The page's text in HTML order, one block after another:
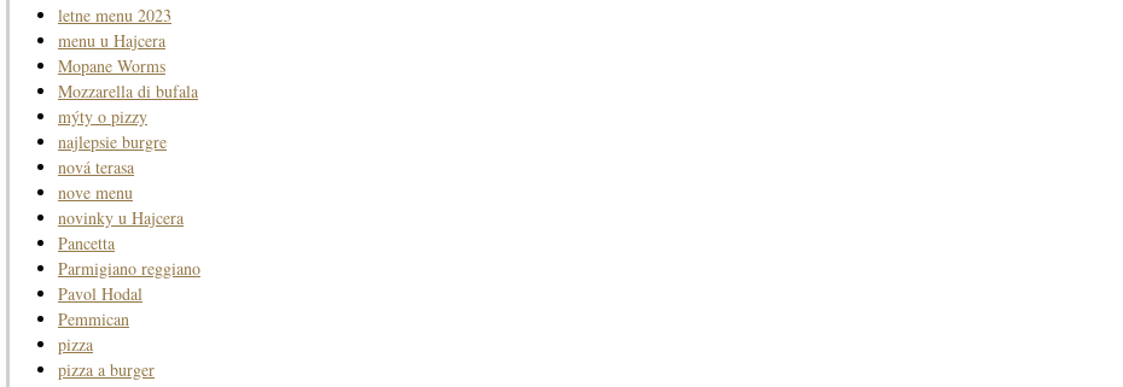
letne menu 2023
menu u Hajcera
Mopane Worms
Mozzarella di bufala
mýty o pizzy
najlepsie burgre
nová terasa
nove menu
novinky u Hajcera
Pancetta
Parmigiano reggiano
Pavol Hodal
Pemmican
pizza
pizza a burger